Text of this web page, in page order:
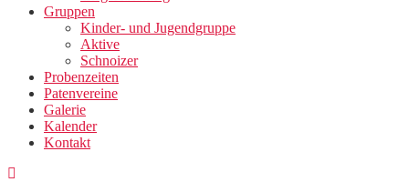
Gruppen
Kinder- und Jugendgruppe
Aktive
Schnoizer
Probenzeiten
Patenvereine
Galerie
Kalender
Kontakt